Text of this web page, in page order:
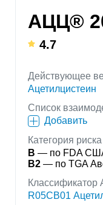
АЦЦ®
4.7
Действующее
Ацетилцистеин
Список
Добавить
Категория
B — по FDA
B2 — по TGA
Классификатор
R05CB01